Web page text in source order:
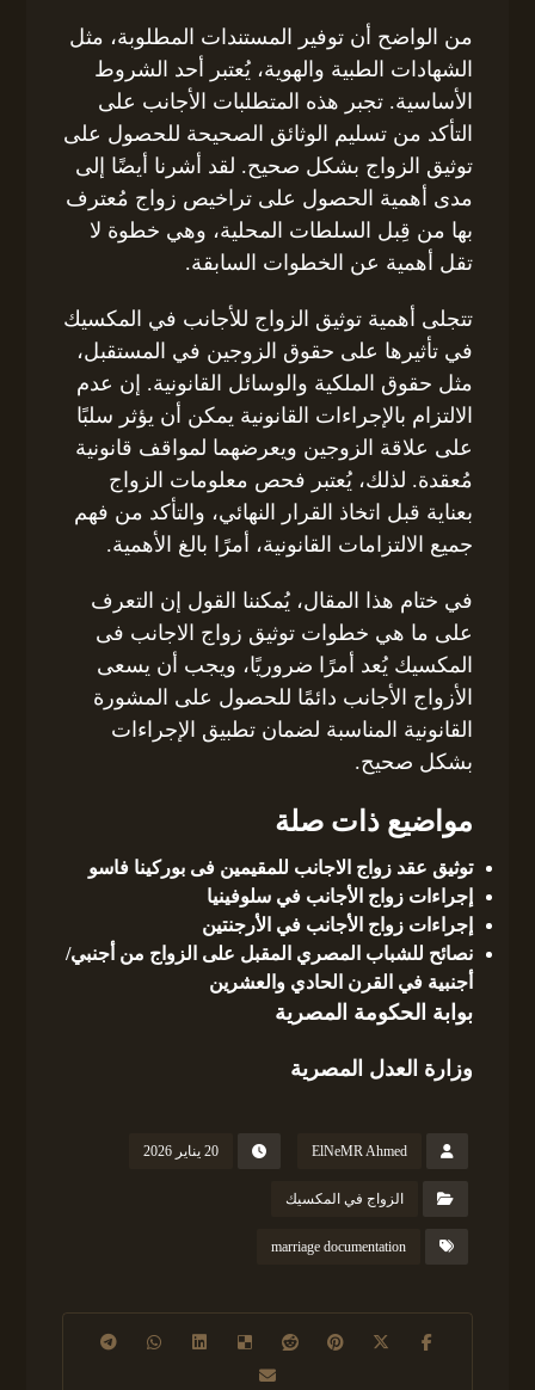
من الواضح أن توفير المستندات المطلوبة، مثل
الشهادات الطبية والهوية، يُعتبر أحد الشروط
الأساسية. تجبر هذه المتطلبات الأجانب على
التأكد من تسليم الوثائق الصحيحة للحصول على
توثيق الزواج بشكل صحيح. لقد أشرنا أيضًا إلى
مدى أهمية الحصول على تراخيص زواج مُعترف
بها من قِبل السلطات المحلية، وهي خطوة لا
تقل أهمية عن الخطوات السابقة.
تتجلى أهمية توثيق الزواج للأجانب في المكسيك
في تأثيرها على حقوق الزوجين في المستقبل،
مثل حقوق الملكية والوسائل القانونية. إن عدم
الالتزام بالإجراءات القانونية يمكن أن يؤثر سلبًا
على علاقة الزوجين ويعرضهما لمواقف قانونية
مُعقدة. لذلك، يُعتبر فحص معلومات الزواج
بعناية قبل اتخاذ القرار النهائي، والتأكد من فهم
جميع الالتزامات القانونية، أمرًا بالغ الأهمية.
في ختام هذا المقال، يُمكننا القول إن التعرف
على ما هي خطوات توثيق زواج الاجانب فى
المكسيك يُعد أمرًا ضروريًا، ويجب أن يسعى
الأزواج الأجانب دائمًا للحصول على المشورة
القانونية المناسبة لضمان تطبيق الإجراءات
بشكل صحيح.
مواضيع ذات صلة
توثيق عقد زواج الاجانب للمقيمين فى بوركينا فاسو
إجراءات زواج الأجانب في سلوفينيا
إجراءات زواج الأجانب في الأرجنتين
نصائح للشباب المصري المقبل على الزواج من أجنبي/
أجنبية في القرن الحادي والعشرين
بوابة الحكومة المصرية
وزارة العدل المصرية
ElNeMR Ahmed 20 يناير 2026
الزواج في المكسيك
marriage documentation